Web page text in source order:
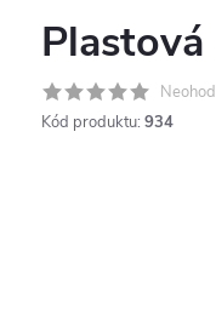
Kód produktu: 934